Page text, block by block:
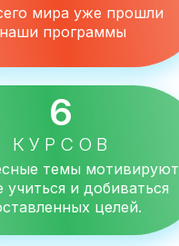
мира уже прошли
наши программы
темы мотивируют
учиться и добиваться
целей.
6
КУРСОВ